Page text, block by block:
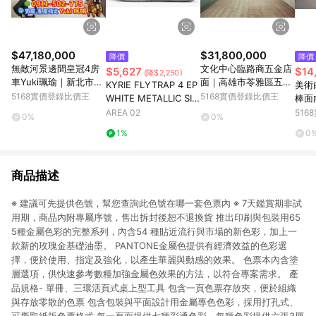
$47,180,000
無敵河景邊間皇冠4房
車Yuki珮瑜｜新北市板
橋區中山路二段
5168實價登錄比價王
0%
降價
$5,627 (降$2,250)
KYRIE FLYTRAP 4 EP
WHITE METALLIC SIL
VER
AREA 02
1%
$31,800,000
文化中心臨路商五金店
面｜高雄市苓雅區五福
一路
5168實價登錄比價王
0%
降價
美術
棒面
雄市
商品描述
※ 建議可先提供色號，幫您查詢此色號在哪一套色票內 ※ 7天鑑賞期非試
用期，商品內附專屬序號，售出拆封後恕不退換貨 推出印刷與包裝用65
5種金屬色彩的完整系列，內含54 種貼近流行與市場的新色彩，加上一
款新的玫瑰金基礎油墨。 PANTONE金屬色提供有經濟效益的色彩選
擇，便於使用、指定及強化，以產生華麗與動感的效果。 色票本內含塗
層選項，供快速參考數種加強金屬色效果的方法，以符合專案需求。 產
品規格- 單冊、三環活頁式桌上型工具 包含一頁色票存放夾，便於組織
與存放零散的色票 包含包裝與平面設計用金屬專色色彩，採用打孔式、